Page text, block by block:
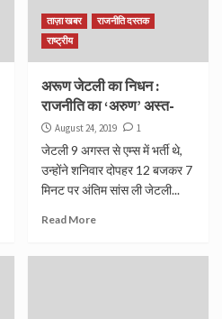
ताज़ा खबर
राजनीति दस्तक
राष्ट्रीय
अरूण जेटली का निधन :
राजनीति का ‘अरुण’ अस्त-
August 24, 2019 1
जेटली 9 अगस्त से एम्स में भर्ती थे,
उन्होंने शनिवार दोपहर 12 बजकर 7
मिनट पर अंतिम सांस ली जेटली...
Read More